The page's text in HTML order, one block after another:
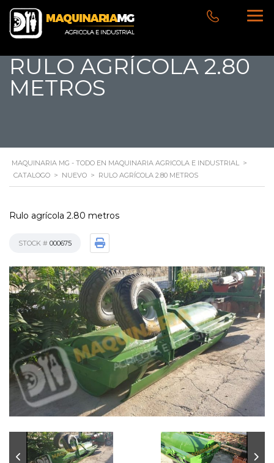
RULO AGRÍCOLA 2.80
METROS
MAQUINARIA MG - TODO EN MAQUINARIA AGRICOLA E INDUSTRIAL >
CATALOGO > NUEVO > RULO AGRÍCOLA 2.80 METROS
Rulo agrícola 2.80 metros
STOCK # 000675